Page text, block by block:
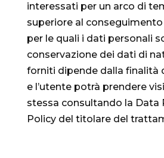
interessati per un arco di
superiore al
per le quali i dati personali
conservazione dei dati di
forniti dipende dalla finalità
e l’utente potrà prendere
stessa consultando la Data
Policy del titolare del